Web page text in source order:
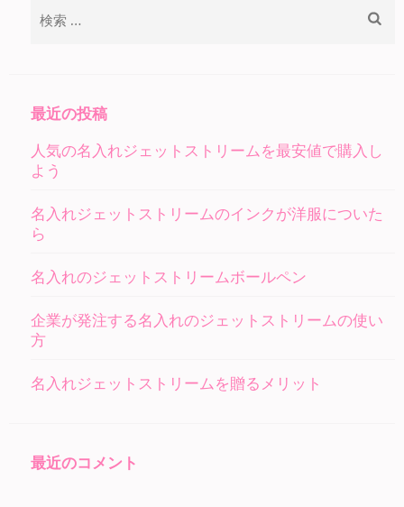
最近の投稿
人気の名入れジェットストリームを最安値で購入し
よう
名入れジェットストリームのインクが洋服についた
ら
名入れのジェットストリームボールペン
企業が発注する名入れのジェットストリームの使い
方
名入れジェットストリームを贈るメリット
最近のコメント